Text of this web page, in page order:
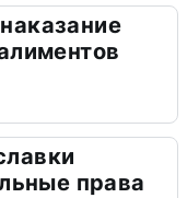
права